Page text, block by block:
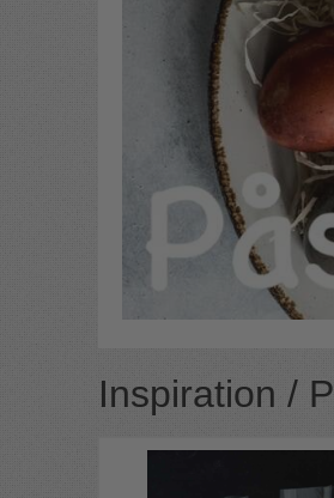
Inspiration /